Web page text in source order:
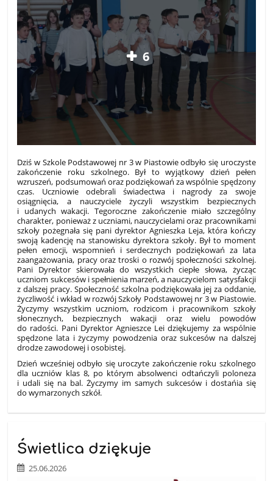
6
Dziś w Szkole Podstawowej nr 3 w Piastowie odbyło się uroczyste
zakończenie roku szkolnego. Był to wyjątkowy dzień pełen
wzruszeń, podsumowań oraz podziękowań za wspólnie spędzony
czas. Uczniowie odebrali świadectwa i nagrody za swoje
osiągnięcia, a nauczyciele życzyli wszystkim bezpiecznych
i udanych wakacji. Tegoroczne zakończenie miało szczególny
charakter, ponieważ z uczniami, nauczycielami oraz pracownikami
szkoły pożegnała się pani dyrektor Agnieszka Leja, która kończy
swoją kadencję na stanowisku dyrektora szkoły. Był to moment
pełen emocji, wspomnień i serdecznych podziękowań za lata
zaangażowania, pracy oraz troski o rozwój społeczności szkolnej.
Pani Dyrektor skierowała do wszystkich ciepłe słowa, życząc
uczniom sukcesów i spełnienia marzeń, a nauczycielom satysfakcji
z dalszej pracy. Społeczność szkolna podziękowała jej za oddanie,
życzliwość i wkład w rozwój Szkoły Podstawowej nr 3 w Piastowie.
Życzymy wszystkim uczniom, rodzicom i pracownikom szkoły
słonecznych, bezpiecznych wakacji oraz wielu powodów
do radości. Pani Dyrektor Agnieszce Lei dziękujemy za wspólnie
spędzone lata i życzymy powodzenia oraz sukcesów na dalszej
drodze zawodowej i osobistej.
Dzień wcześniej odbyło się uroczyte zakończenie roku szkolnego
dla uczniów klas 8, po którym absolwenci odtańczyli poloneza
i udali się na bal. Życzymy im samych sukcesów i dostańia się
do wymarzonych szkół.
Świetlica dziękuje
25.06.2026